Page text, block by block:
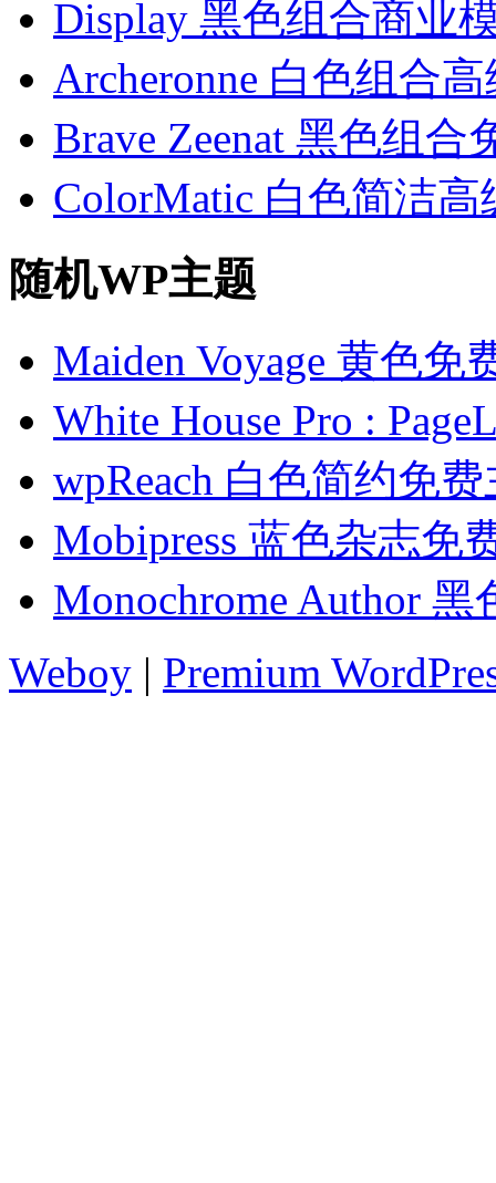
Display 黑色组合商业
Archeronne 白色组合
Brave Zeenat 黑色组合
ColorMatic 白色简洁高
随机WP主题
Maiden Voyage 黄色免
White House Pro :
wpReach 白色简约免
Mobipress 蓝色杂志免
Monochrome Author
Weboy | Premium